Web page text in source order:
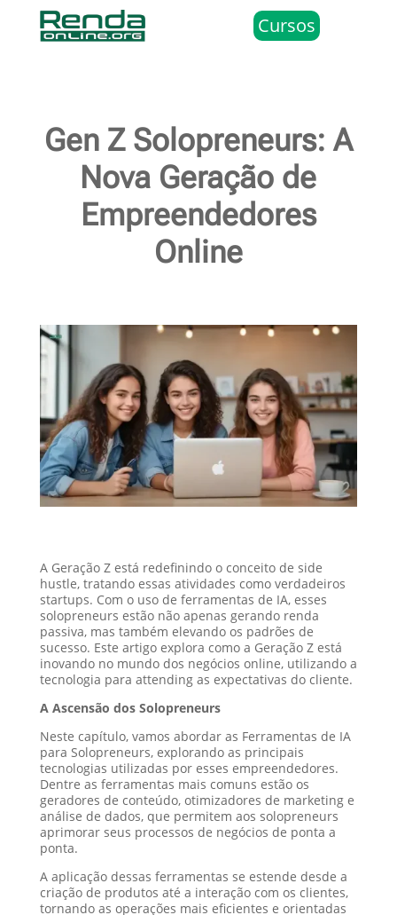
Cursos
Gen Z Solopreneurs: A
Nova Geração de
Empreendedores
Online
A Geração Z está redefinindo o conceito de side
hustle, tratando essas atividades como verdadeiros
startups. Com o uso de ferramentas de IA, esses
solopreneurs estão não apenas gerando renda
passiva, mas também elevando os padrões de
sucesso. Este artigo explora como a Geração Z está
inovando no mundo dos negócios online, utilizando a
tecnologia para attending as expectativas do cliente.
A Ascensão dos Solopreneurs
Neste capítulo, vamos abordar as Ferramentas de IA
para Solopreneurs, explorando as principais
tecnologias utilizadas por esses empreendedores.
Dentre as ferramentas mais comuns estão os
geradores de conteúdo, otimizadores de marketing e
análise de dados, que permitem aos solopreneurs
aprimorar seus processos de negócios de ponta a
ponta.
A aplicação dessas ferramentas se estende desde a
criação de produtos até a interação com os clientes,
tornando as operações mais eficientes e orientadas